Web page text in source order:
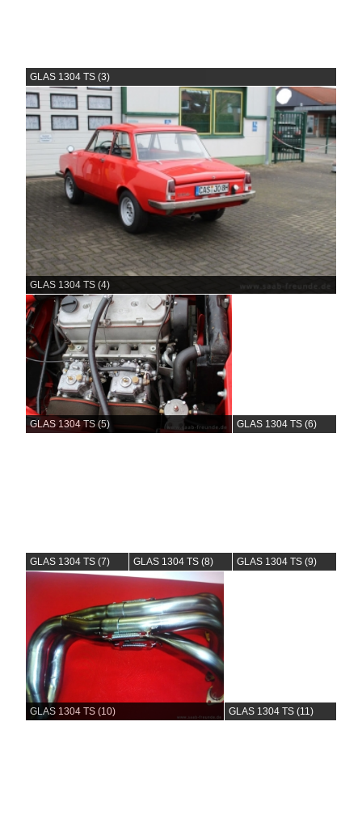
GLAS 1304 TS (3)
GLAS 1304 TS (4)
GLAS 1304 TS (5) GLAS 1304 TS (6)
GLAS 1304 TS (7) GLAS 1304 TS (8) GLAS 1304 TS (9)
GLAS 1304 TS (10) GLAS 1304 TS (11)